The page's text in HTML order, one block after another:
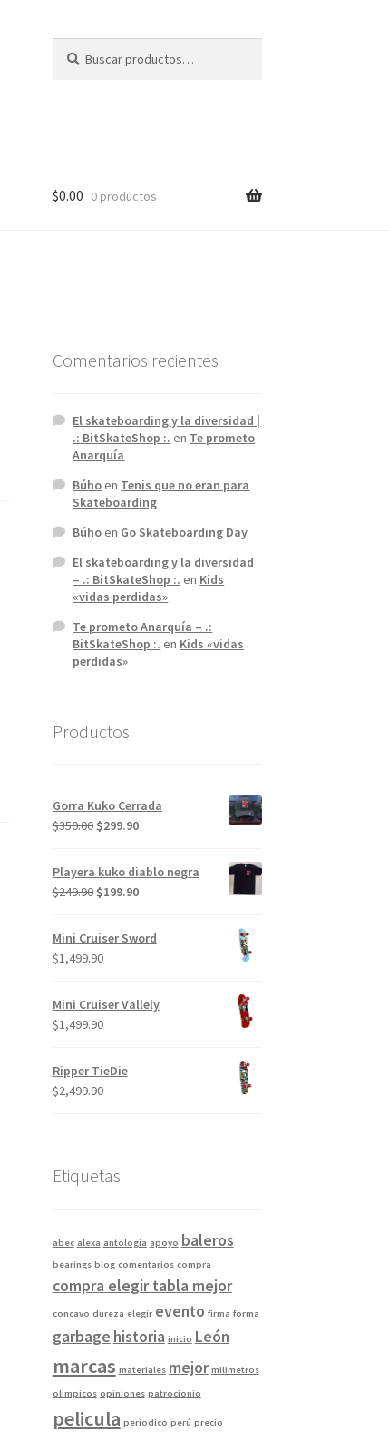
por:
$0.00 0 productos
Comentarios recientes
El skateboarding y la diversidad |
.: BitSkateShop :. en Te prometo
Anarquía
Búhoen Tenis que no eran para
Skateboarding
Búhoen Go Skateboarding Day
El skateboarding y la diversidad
– .: BitSkateShop :. en Kids
«vidas perdidas»
Te prometo Anarquía – .:
BitSkateShop :. en Kids «vidas
perdidas»
Productos
Gorra Kuko Cerrada
$350.00 El
original
era:
$299.90El
actual
es:
Playera kuko diablo negra
$249.90 El
original
era:
$199.90El
actual
Mini Cruiser Sword
$1,499.90
Mini Cruiser Vallely
$1,499.90
Ripper TieDie
$2,499.90
Etiquetas
abec alexa antologia apoyo baleros
bearings blog comentarios compra
compra elegir tabla mejor
concavo dureza elegir evento firma forma
garbage historia inicio León
marcas materiales mejor milimetros
olimpicos opiniones patrocionio
pelicula periodico perú precio